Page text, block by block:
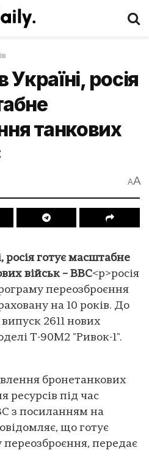
Україні, росія
танкових
AA
росія готує масштабне
військ – ВВС<p>росія
переозброєння
на 10 років. До
2611 нових
T-90M2 "Ривок-1".
бронетанкових
ресурсів під час
з посиланням на
що готує
передає